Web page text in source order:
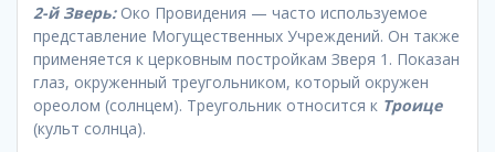
2-й Зверь:Око Провидения — часто используемое
представление Могущественных Учреждений. Он также
применяется к церковным постройкам Зверя 1. Показан
глаз, окруженный треугольником, который окружен
ореолом (солнцем). Треугольник относится к Троице
(культ солнца).